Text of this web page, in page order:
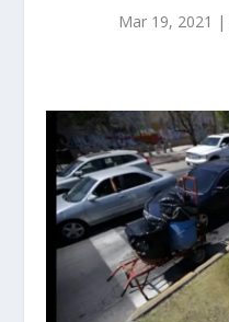
Mar 19, 2021 |